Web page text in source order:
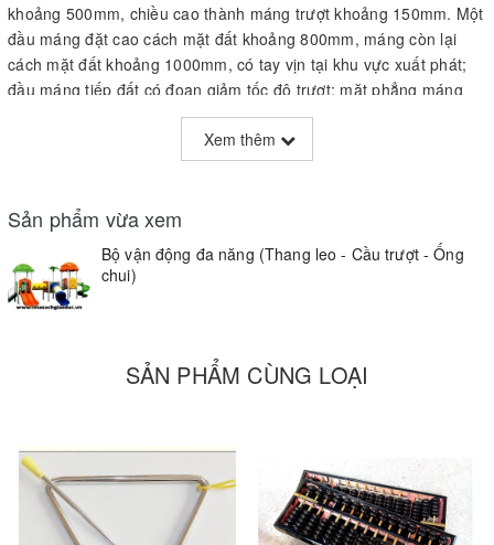
khoảng 500mm, chiều cao thành máng trượt khoảng 150mm. Một
đầu máng đặt cao cách mặt đất khoảng 800mm, máng còn lại
cách mặt đất khoảng 1000mm, có tay vịn tại khu vực xuất phát;
đầu máng tiếp đất có đoạn giảm tốc độ trượt; mặt phẳng máng
trượt tạo với mặt đất 1 góc khoảng 450, có cầu thang lên sàn để
trượt. Khoảng cách giữa các bậc thang khoảng 150mm, bậc
thang hình bán nguyệt có kích thước khoảng : 200 x 450mm. Hai
Ống chui có kích thước khoảng 1000 x 700 x 620mm, đế máng có
kích thước 1000mm x 500mm gồm 8 vòng sắt tròn 16. Tất cả
4600mm x 2850mm x 2250mm.
Xem thêm
Sản phẩm vừa xem
Bộ vận động đa năng (Thang leo - Cầu trượt - Ống
chui)
SẢN PHẨM CÙNG LOẠI